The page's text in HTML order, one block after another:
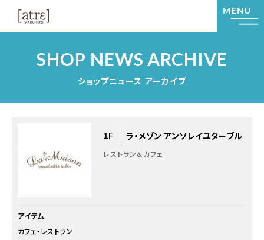
SHOP NEWS ARCHIVE
ショップニュース アーカイブ
1F ラ・メゾン アンソレイユターブル
レストラン＆カフェ
アイテム
カフェ・レストラン